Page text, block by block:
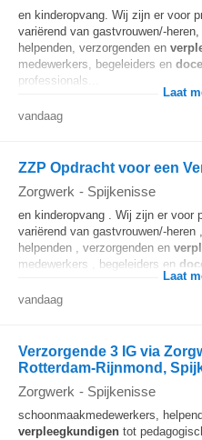
en kinderopvang. Wij zijn er voor
variërend van gastvrouwen/-
helpenden, verzorgenden en
medewerkers, begeleiders en
professionals...
Laat
vandaag
ZZP Opdracht voor een
Zorgwerk - Spijkenisse
en kinderopvang . Wij zijn er voor
variërend van gastvrouwen/-
helpenden , verzorgenden en
medewerkers , begeleiders en
Laat
vandaag
Verzorgende 3 IG via
Rotterdam-Rijnmond,
Zorgwerk - Spijkenisse
schoonmaakmedewerkers,
verpleegkundigen tot